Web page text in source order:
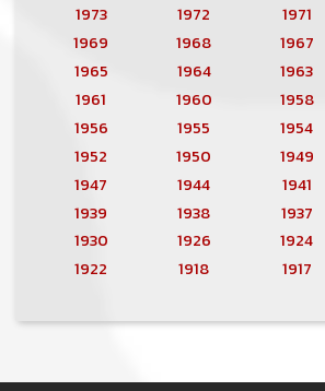
1973
1972 1971
1969
1968 1967
1965
1964 1963
1961
1960 1958
1956
1955 1954
1952
1950 1949
1947
1944 1941
1939
1938 1937
1930
1926 1924
1922
1918 1917